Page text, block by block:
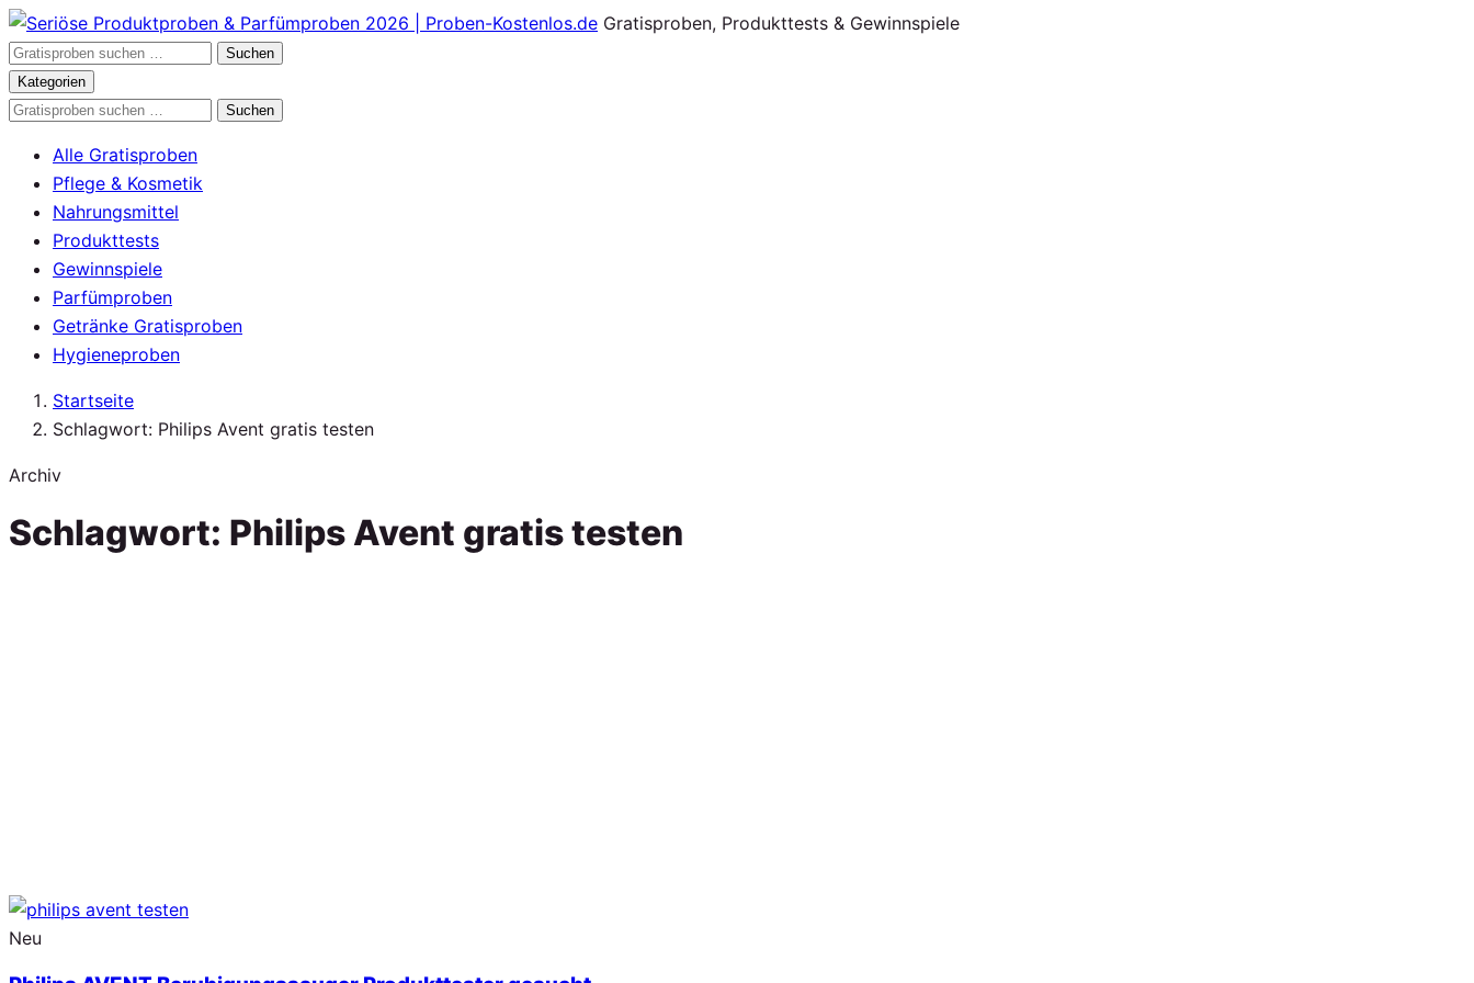
Zum
Inhalt
springen
Gratisproben, Produkttests & Gewinnspiele
Gratisproben
durchsuchen
Suchen
Kategorien
Gratisproben
Suchen
Alle Gratisproben
Pflege & Kosmetik
Nahrungsmittel
Produkttests
Gewinnspiele
Parfümproben
Getränke Gratisproben
Hygieneproben
Startseite
Schlagwort: Philips Avent gratis testen
Archiv
Schlagwort: Philips Avent gratis testen
Neu